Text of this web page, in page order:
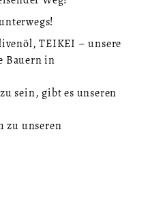
TEIKEI – unsere
Bauern in
sein, gibt es unseren
zu unseren